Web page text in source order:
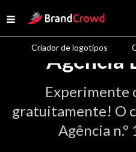
Open menu
Site Logo
Criador de logotipos
Agência
Experimente
gratuitamente! O
Agência n.º